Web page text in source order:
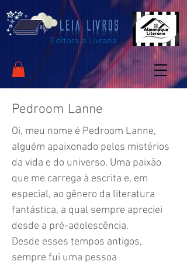
Editora e Livraria
Pedroom Lanne
Oi, meu nome é Pedroom Lanne,
alguém apaixonado pelos mistérios
da vida e do universo. Uma paixão
que me carrega à escrita e, em
especial, ao gênero da literatura
fantástica, a qual sempre apreciei
desde a pré-adolescência.
Desde esses tempos antigos,
sempre fui uma pessoa